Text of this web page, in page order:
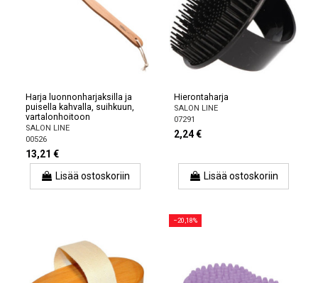
Harja luonnonharjaksilla ja
puisella kahvalla, suihkuun,
vartalonhoitoon
SALON LINE
00526
13,21 €
Lisää ostoskoriin
Hierontaharja
SALON LINE
07291
2,24 €
Lisää ostoskoriin
−20,18%